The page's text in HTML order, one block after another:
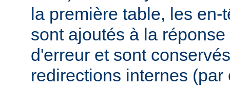
la première table, les en-
sont ajoutés à la
d'erreur et sont
redirections internes (par